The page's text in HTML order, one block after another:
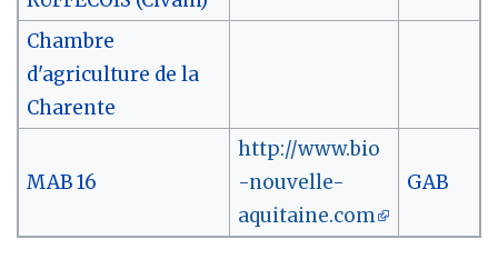
Chambre
d'agriculture de la
Charente
MAB 16
http://www.bio
-nouvelle-
aquitaine.com
GAB